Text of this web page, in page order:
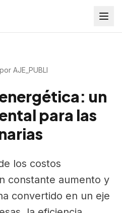
por AJE_PUBLI
un
para las
los costos
constante aumento y
convertido en un eje